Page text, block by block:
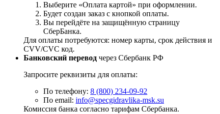
Выберите «Оплата картой» при оформлении.
Будет создан заказ с кнопкой оплаты.
Вы перейдёте на защищённую страницу
СберБанка.
Для оплаты потребуются: номер карты, срок действия и
CVV/CVC код.
Банковский перевод через Сбербанк РФ
Запросите реквизиты для оплаты:
По телефону: 8 (800) 234-09-92
По email: info@specgidravlika-msk.su
Комиссия банка согласно тарифам Сбербанка.